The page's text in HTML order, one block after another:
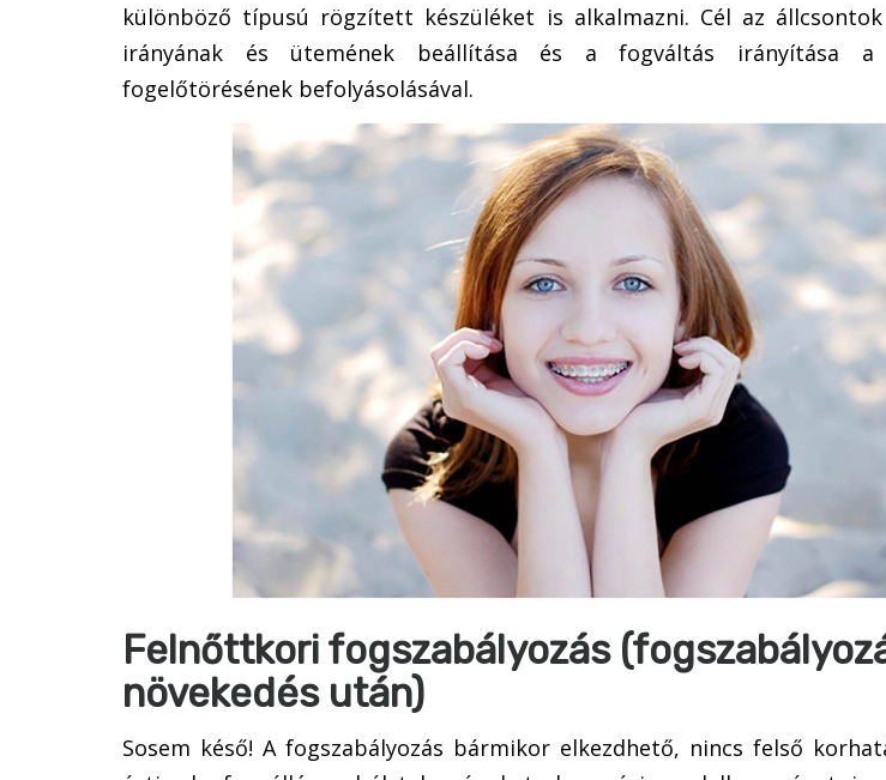
különböző típusú rögzített készüléket is alkalmazni. Cél az
irányának és ütemének beállítása és a fogváltás irányítása a
fogelőtörésének befolyásolásával.
Felnőttkori fogszabályozás
növekedés után)
Sosem késő! A fogszabályozás bármikor elkezdhető, nincs felső